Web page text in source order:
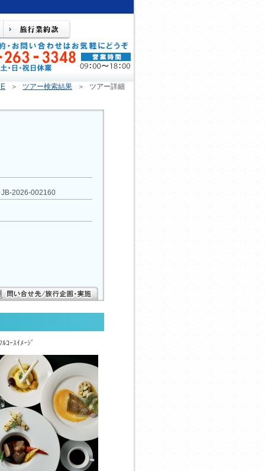
＞ ツアー検索結果 ＞ ツアー詳細
JB-2026-002160
ﾙｺｰｽｲﾒｰｼﾞ